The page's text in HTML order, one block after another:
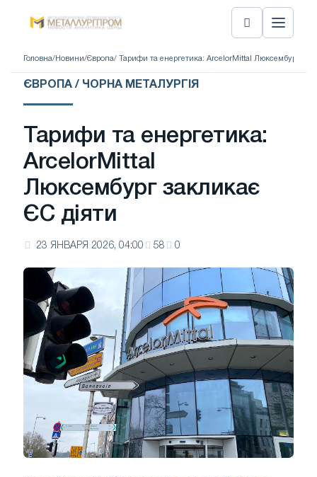
Головна/ Новини/Європа/ Тарифи та енергетика: ArcelorMittal Люксембург
ЄВРОПА / ЧОРНА МЕТАЛУРГІЯ
Тарифи та енергетика:
ArcelorMittal
Люксембург закликає
ЄС діяти
23 ЯНВАРЯ 2026, 04:00 58 0